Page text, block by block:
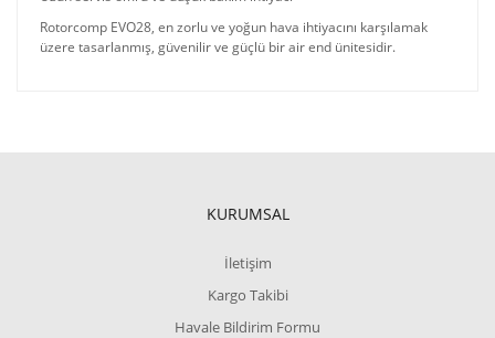
Rotorcomp EVO28, en zorlu ve yoğun hava ihtiyacını karşılamak
üzere tasarlanmış, güvenilir ve güçlü bir air end ünitesidir.
KURUMSAL
İletişim
Kargo Takibi
Havale Bildirim Formu